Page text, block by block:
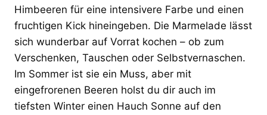
Himbeeren für eine intensivere Farbe und einen
fruchtigen Kick hineingeben. Die Marmelade lässt
sich wunderbar auf Vorrat kochen – ob zum
Verschenken, Tauschen oder Selbstvernaschen.
Im Sommer ist sie ein Muss, aber mit
eingefrorenen Beeren holst du dir auch im
tiefsten Winter einen Hauch Sonne auf den